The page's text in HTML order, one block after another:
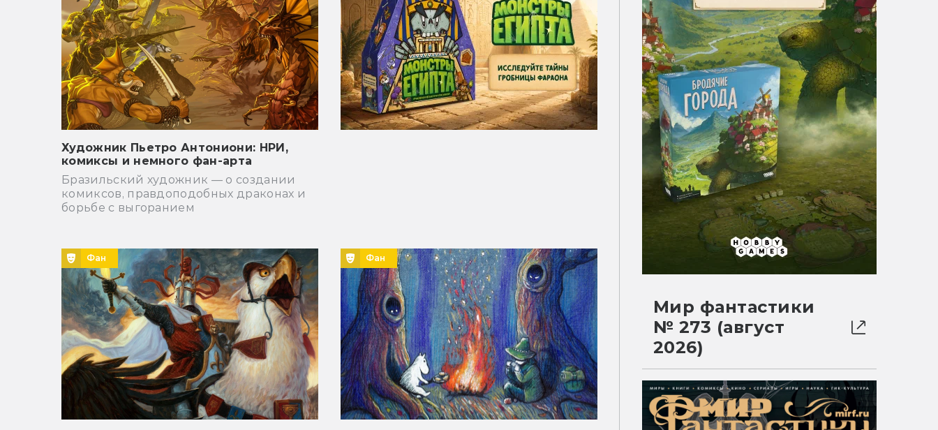
Художник Пьетро Антониони: НРИ,
комиксы и немного фан-арта
Бразильский художник — о создании
комиксов, правдоподобных драконах и
борьбе с выгоранием
Фан Фан
Мир фантастики
№ 273 (август
2026)